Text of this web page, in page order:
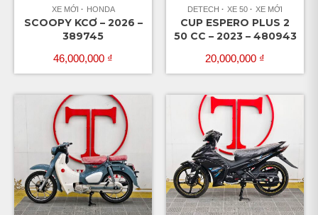
XE MỚI HONDA
SCOOPY KCƠ – 2026 –
389745
46,000,000 ₫
DETECH XE 50 XE MỚI
CUP ESPERO PLUS 2
50 CC – 2023 – 480943
20,000,000 ₫